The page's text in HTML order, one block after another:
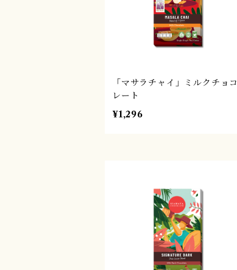
「マサラチャイ」ミルクチョコ
レート
¥1,296